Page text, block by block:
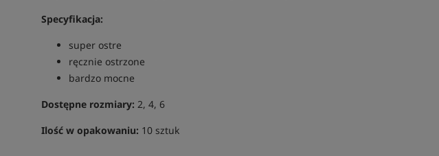
Specyfikacja:
super ostre
ręcznie ostrzone
bardzo mocne
Dostępne rozmiary: 2, 4, 6
Ilość w opakowaniu: 10 sztuk